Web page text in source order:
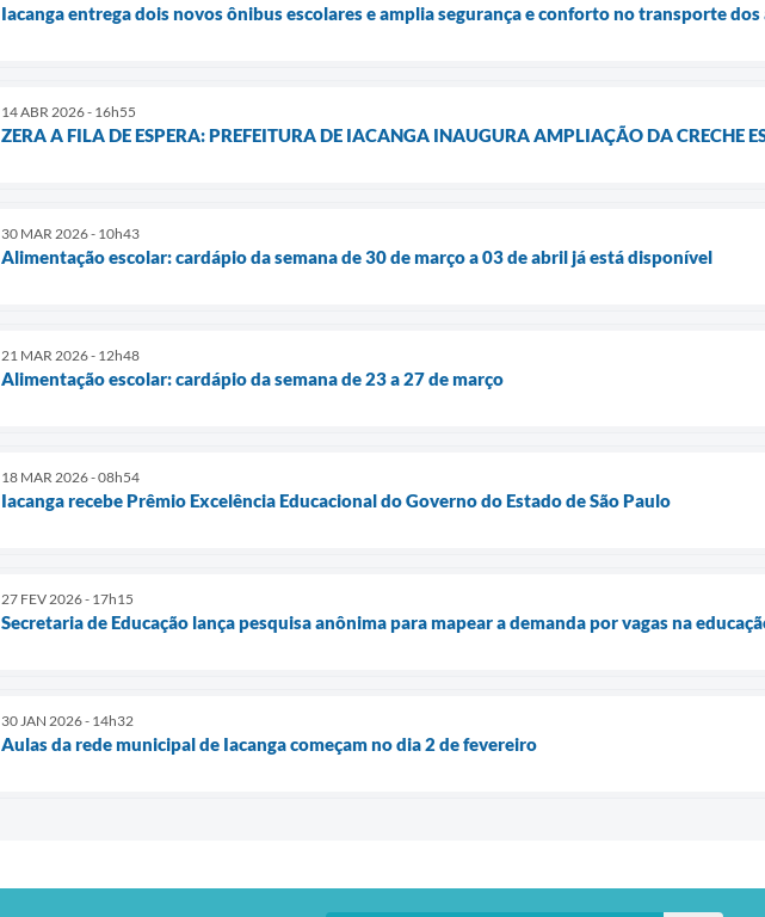
Iacanga entrega dois novos ônibus escolares e amplia segurança e conforto no transporte dos
14 ABR 2026 - 16h55
ZERA A FILA DE ESPERA: PREFEITURA DE IACANGA INAUGURA AMPLIAÇÃO DA CRECHE
30 MAR 2026 - 10h43
Alimentação escolar: cardápio da semana de 30 de março a 03 de abril já está disponível
21 MAR 2026 - 12h48
Alimentação escolar: cardápio da semana de 23 a 27 de março
18 MAR 2026 - 08h54
Iacanga recebe Prêmio Excelência Educacional do Governo do Estado de São Paulo
27 FEV 2026 - 17h15
Secretaria de Educação lança pesquisa anônima para mapear a demanda por vagas na
30 JAN 2026 - 14h32
Aulas da rede municipal de Iacanga começam no dia 2 de fevereiro